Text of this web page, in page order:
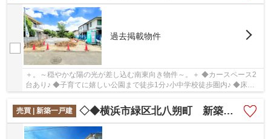
過去掲載物件
＋。～穏やかな陽の光が差し込む南東向き物件～。＋ ◆カースペース2
台あり♪ ◆子育てに嬉しい公園まで徒歩1分♪小中学校徒歩圏内♪ ◆床下
売買 | 新築一戸建
◇◆横浜市緑区北八朔町 新築一戸建て◆◇